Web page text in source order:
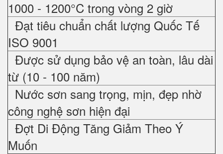
1000 - 1200°C trong vòng 2 giờ
Đạt tiêu chuẩn chất lượng Quốc Tế
ISO 9001
Được sử dụng bảo vệ an toàn, lâu dài
từ (10 - 100 năm)
Nước sơn sang trọng, mịn, đẹp nhờ
công nghệ sơn hiện đại
Đợt Di Động Tăng Giảm Theo Ý
Muốn